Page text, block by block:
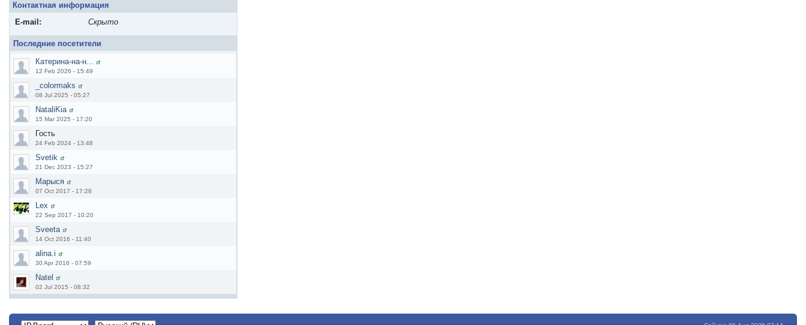
Контактная информация
E-mail:
Скрыто
Последние посетители
Катерина-на-н...
12 Feb 2026 - 15:49
_colormaks
08 Jul 2025 - 05:27
NataliKia
15 Mar 2025 - 17:20
Гость
24 Feb 2024 - 13:48
Svetik
21 Dec 2023 - 15:27
Марыся
07 Oct 2017 - 17:28
Lex
22 Sep 2017 - 10:20
Sveeta
14 Oct 2016 - 11:40
alina.i
30 Apr 2016 - 07:59
Natel
02 Jul 2015 - 08:32